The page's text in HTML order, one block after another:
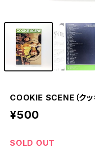
COOKIE SCENE（ク
¥500
SOLD OUT